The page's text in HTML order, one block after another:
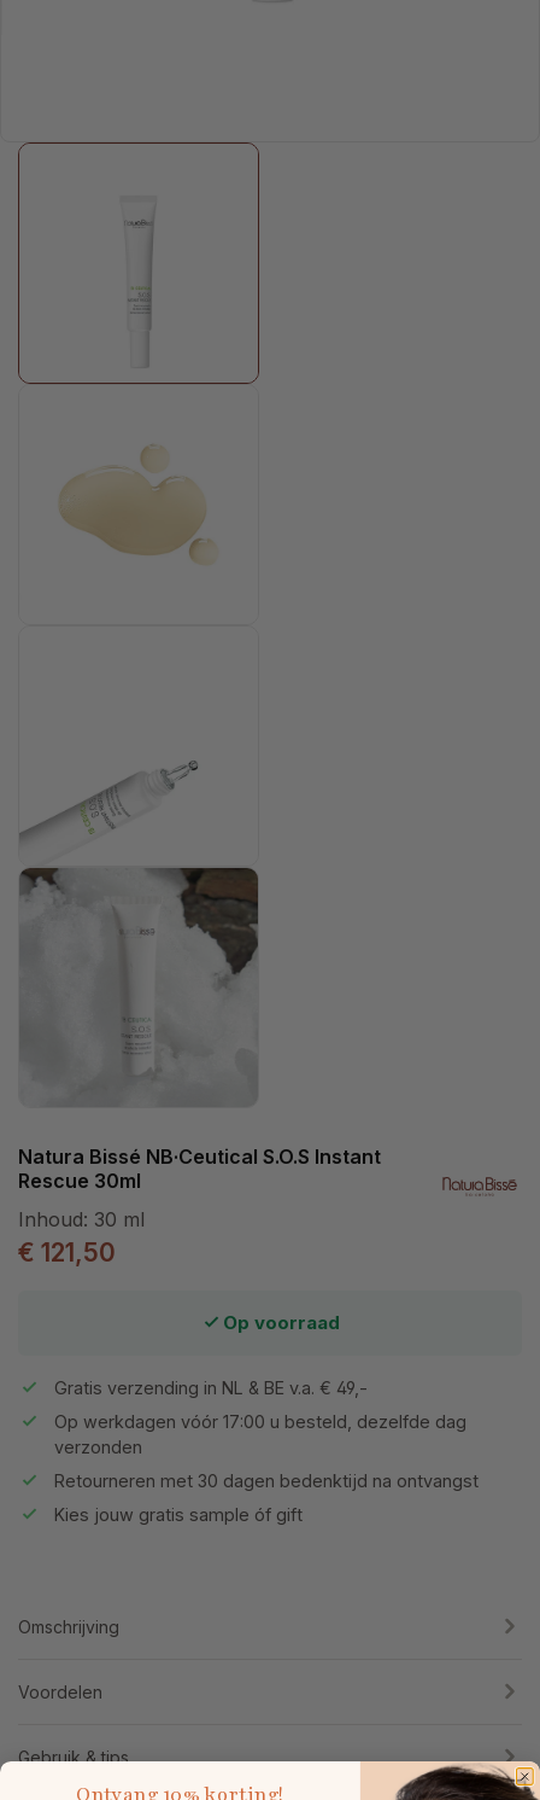
Natura Bissé NB·Ceutical S.O.S Instant
Rescue 30ml
Inhoud: 30 ml
€ 121,50
Op voorraad
Gratis verzending in NL & BE v.a. € 49,-
Op werkdagen vóór 17:00 u besteld, dezelfde dag
verzonden
Retourneren met 30 dagen bedenktijd na ontvangst
Kies jouw gratis sample óf gift
Omschrijving
Voordelen
Gebruik & tips